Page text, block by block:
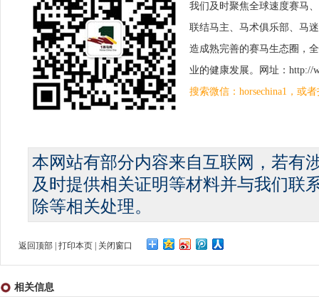
我们及时聚焦全球速度赛马
联结马主、马术俱乐部、马
造成熟完善的赛马生态圈，
业的健康发展。网址：http://
搜索微信：horsechina1，或
本网站有部分内容来自互联网，若有
及时提供相关证明等材料并与我们联
除等相关处理。
返回顶部 打印本页 关闭窗口
相关信息